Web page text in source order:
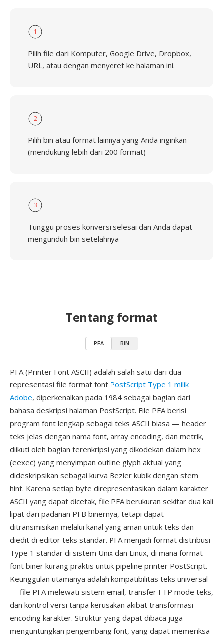
1
Pilih file dari Komputer, Google Drive, Dropbox,
URL, atau dengan menyeret ke halaman ini.
2
Pilih bin atau format lainnya yang Anda inginkan
(mendukung lebih dari 200 format)
3
Tunggu proses konversi selesai dan Anda dapat
mengunduh bin setelahnya
Tentang format
PFA BIN
PFA (Printer Font ASCII) adalah salah satu dari dua
representasi file format font PostScript Type 1 milik
Adobe, diperkenalkan pada 1984 sebagai bagian dari
bahasa deskripsi halaman PostScript. File PFA berisi
program font lengkap sebagai teks ASCII biasa — header
teks jelas dengan nama font, array encoding, dan metrik,
diikuti oleh bagian terenkripsi yang dikodekan dalam hex
(eexec) yang menyimpan outline glyph aktual yang
dideskripsikan sebagai kurva Bezier kubik dengan stem
hint. Karena setiap byte direpresentasikan dalam karakter
ASCII yang dapat dicetak, file PFA berukuran sekitar dua kali
lipat dari padanan PFB binernya, tetapi dapat
ditransmisikan melalui kanal yang aman untuk teks dan
diedit di editor teks standar. PFA menjadi format distribusi
Type 1 standar di sistem Unix dan Linux, di mana format
font biner kurang praktis untuk pipeline printer PostScript.
Keunggulan utamanya adalah kompatibilitas teks universal
— file PFA melewati sistem email, transfer FTP mode teks,
dan kontrol versi tanpa kerusakan akibat transformasi
encoding karakter. Struktur yang dapat dibaca juga
menguntungkan pengembang font, yang dapat memeriksa